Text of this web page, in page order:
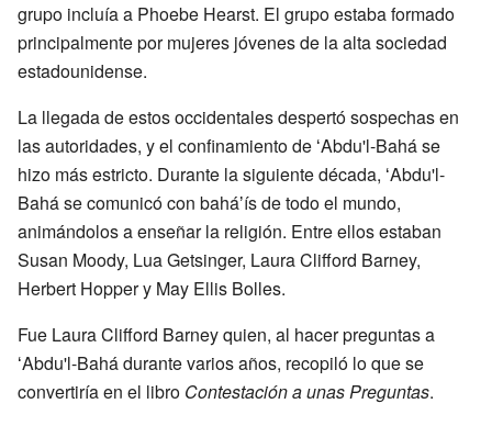
grupo incluía a Phoebe Hearst. El grupo estaba formado
principalmente por mujeres jóvenes de la alta sociedad
estadounidense.
La llegada de estos occidentales despertó sospechas en
las autoridades, y el confinamiento de ʻAbdu'l-Bahá se
hizo más estricto. Durante la siguiente década, ʻAbdu'l-
Bahá se comunicó con baháʼís de todo el mundo,
animándolos a enseñar la religión. Entre ellos estaban
Susan Moody, Lua Getsinger, Laura Clifford Barney,
Herbert Hopper y May Ellis Bolles.
Fue Laura Clifford Barney quien, al hacer preguntas a
ʻAbdu'l-Bahá durante varios años, recopiló lo que se
convertiría en el libro Contestación a unas Preguntas.